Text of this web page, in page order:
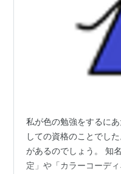
私が色の勉強をするに
しての資格のことでし
があるのでしょう。 知
定」や「カラーコーデ